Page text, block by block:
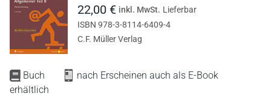
Buch
nach Erscheinen auch als E-Book
erhältlich
22,00 € inkl. MwSt. Lieferbar
ISBN 978-3-8114-6409-4
C.F. Müller Verlag